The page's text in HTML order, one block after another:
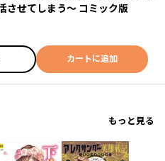
させてしまう～ コミック版
カートに追加
もっと見る